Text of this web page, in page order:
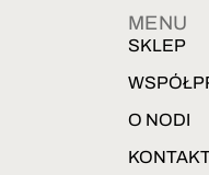
MENU
SKLEP
O NODI